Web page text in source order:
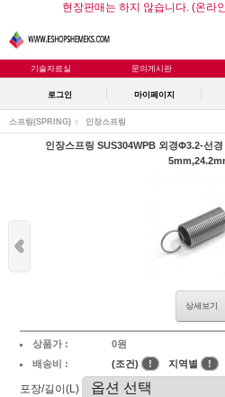
현장판매는 하지 않습니다. (온라
기술자료실 문의게시판
로그인 마이페이지
스프링(SPRING) 인장스프링
인장스프링 SUS304WPB 외경Φ3.2-선
상세보기
상품가 :
0원
배송비 :
(조건) ! 지역별 !
포장/길이(L)